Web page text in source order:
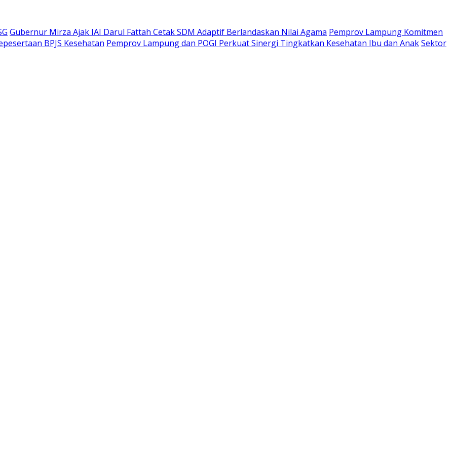
Gubernur Mirza Ajak IAI Darul Fattah Cetak SDM Adaptif Berlandaskan Nilai Agama Pemprov Lampung Komitmen
BPJS Kesehatan Pemprov Lampung dan POGI Perkuat Sinergi Tingkatkan Kesehatan Ibu dan AnakSektor